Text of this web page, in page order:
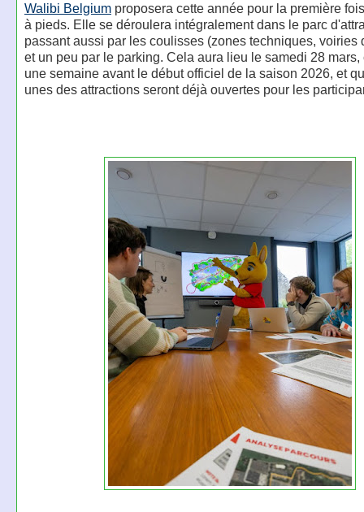
Walibi Belgiumproposera cette année pour la première
à pieds. Elle se déroulera intégralement dans le parc
passant aussi par les coulisses (zones techniques, voiries
et un peu par le parking. Cela aura lieu le samedi 28 mars,
une semaine avant le début officiel de la saison 2026, et
unes des attractions seront déjà ouvertes pour les